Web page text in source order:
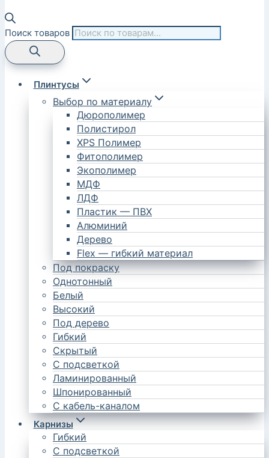
Поиск товаров
Плинтусы
Выбор по материалу
Дюрополимер
Полистирол
XPS Полимер
Фитополимер
Экополимер
МДФ
ЛДФ
Пластик — ПВХ
Алюминий
Дерево
Flex — гибкий материал
Под покраску
Однотонный
Белый
Высокий
Под дерево
Гибкий
Скрытый
С подсветкой
Ламинированный
Шпонированный
С кабель-каналом
Карнизы
Гибкий
С подсветкой